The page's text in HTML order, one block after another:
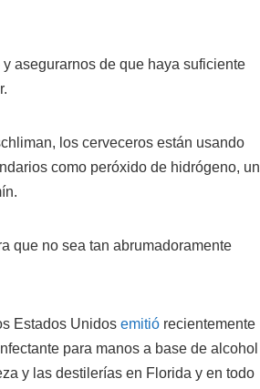
asegurarnos de que haya suficiente
los cerveceros están usando
como peróxido de hidrógeno, un
que no sea tan abrumadoramente
Estados Unidos emitió recientemente
para manos a base de alcohol
y las destilerías en Florida y en todo